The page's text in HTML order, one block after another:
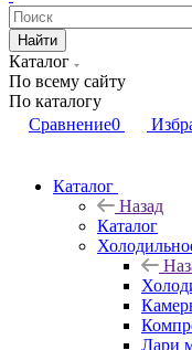
Найти
Каталог
По всему сайту
По каталогу
Сравнение0
Каталог
Назад
Каталог
Лари